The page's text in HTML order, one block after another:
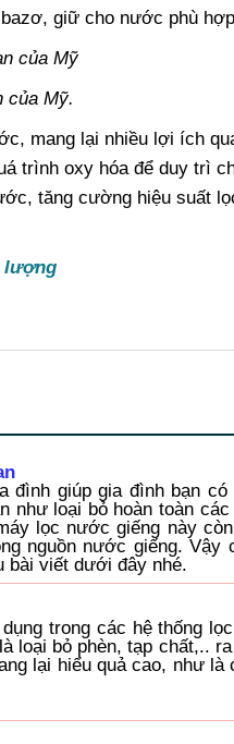
giữ cho nước phù
của Mỹ.
mang lại nhiều lợi ích
trình oxy hóa để duy trì
tăng cường hiệu suất
lượng
đình giúp gia đình bạn
như loại bỏ hoàn toàn
lọc nước giếng này
nguồn nước giếng. Vậy
bài viết dưới đây nhé.
trong các hệ thống
loại bỏ phèn, tạp chất,..
lại hiểu quả cao, như là